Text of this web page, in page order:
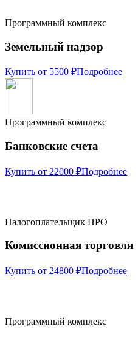
Программный комплекс
Земельный надзор
Купить от 5500 ₽Подробнее
Программный комплекс
Банковские счета
Купить от 22000 ₽Подробнее
Налогоплательщик ПРО
Комиссионная торговля
Купить от 24800 ₽Подробнее
Программный комплекс